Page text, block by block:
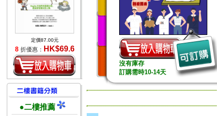
定價87.00元
8 折優惠： HK$69.6
●二樓推薦
沒有庫存
訂購需時10-14天